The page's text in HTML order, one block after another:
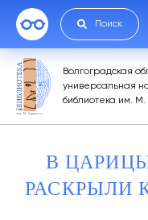
Поиск
Волгоградская
универсальная
библиотека им. М.
В
РАСКРЫЛИ